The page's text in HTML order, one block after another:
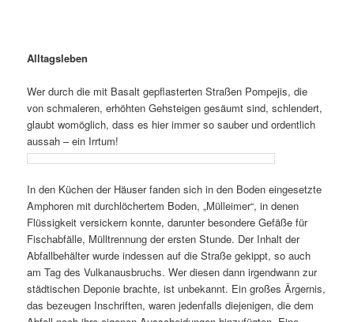
Alltagsleben
Wer durch die mit Basalt gepflasterten Straßen Pompejis, die
von schmaleren, erhöhten Gehsteigen gesäumt sind, schlendert,
glaubt womöglich, dass es hier immer so sauber und ordentlich
aussah – ein Irrtum!
In den Küchen der Häuser fanden sich in den Boden eingesetzte
Amphoren mit durchlöchertem Boden, „Mülleimer“, in denen
Flüssigkeit versickern konnte, darunter besondere Gefäße für
Fischabfälle, Mülltrennung der ersten Stunde. Der Inhalt der
Abfallbehälter wurde indessen auf die Straße gekippt, so auch
am Tag des Vulkanausbruchs. Wer diesen dann irgendwann zur
städtischen Deponie brachte, ist unbekannt. Ein großes Ärgernis,
das bezeugen Inschriften, waren jedenfalls diejenigen, die dem